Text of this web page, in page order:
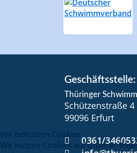
Geschäftsstelle:
Thüringer
Schützenstraße 4
99096 Erfurt
0361/
Wir benutzen Cookies
Wir nutzen Cookies auf unserer